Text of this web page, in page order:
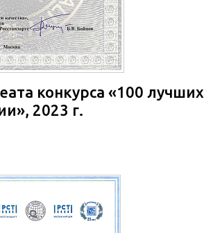
конкурса «100 лучших
2023 г.